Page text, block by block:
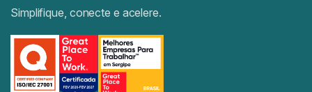
Simplifique, conecte e acelere.